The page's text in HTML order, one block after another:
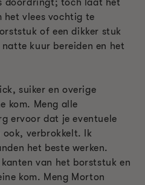
doordringt; toch laat het
het vlees vochtig te
of een dikker stuk
kuur bereiden en het
suiker en overige
kom. Meng alle
ervoor dat je eventuele
ook, verbrokkelt. Ik
het beste werken.
van het borststuk en
kom. Meng Morton